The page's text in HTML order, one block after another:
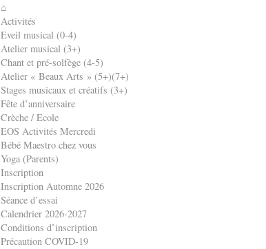
⌂
Activités
Eveil musical (0-4)
Atelier musical (3+)
Chant et pré-solfège (4-5)
Atelier « Beaux Arts » (5+)(7+)
Stages musicaux et créatifs (3+)
Fête d’anniversaire
Crèche / Ecole
EOS Activités Mercredi
Bébé Maestro chez vous
Yoga (Parents)
Inscription
Inscription Automne 2026
Séance d’essai
Calendrier 2026-2027
Conditions d’inscription
Précaution COVID-19